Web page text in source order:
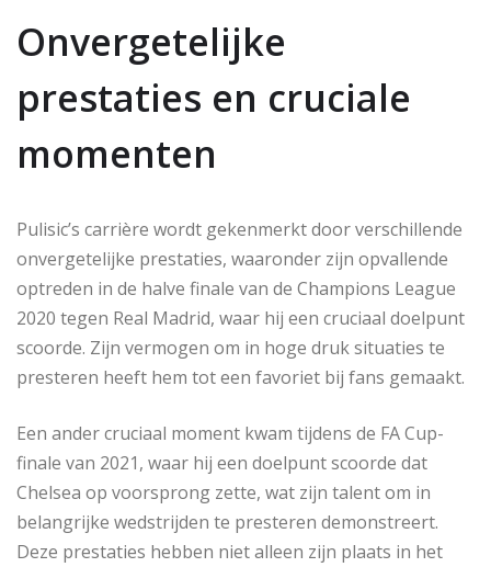
Onvergetelijke
prestaties en cruciale
momenten
Pulisic’s carrière wordt gekenmerkt door verschillende
onvergetelijke prestaties, waaronder zijn opvallende
optreden in de halve finale van de Champions League
2020 tegen Real Madrid, waar hij een cruciaal doelpunt
scoorde. Zijn vermogen om in hoge druk situaties te
presteren heeft hem tot een favoriet bij fans gemaakt.
Een ander cruciaal moment kwam tijdens de FA Cup-
finale van 2021, waar hij een doelpunt scoorde dat
Chelsea op voorsprong zette, wat zijn talent om in
belangrijke wedstrijden te presteren demonstreert.
Deze prestaties hebben niet alleen zijn plaats in het